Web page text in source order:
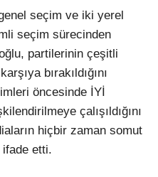
seçim ve iki yerel
seçim sürecinden
partilerinin çeşitli
bırakıldığını
öncesinde İYİ
çalışıldığını
hiçbir zaman somut
etti.